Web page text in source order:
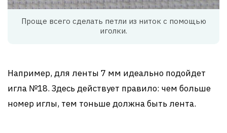
Проще всего сделать петли из ниток с помощью
иголки.
Например, для ленты 7 мм идеально подойдет
игла №18. Здесь действует правило: чем больше
номер иглы, тем тоньше должна быть лента.